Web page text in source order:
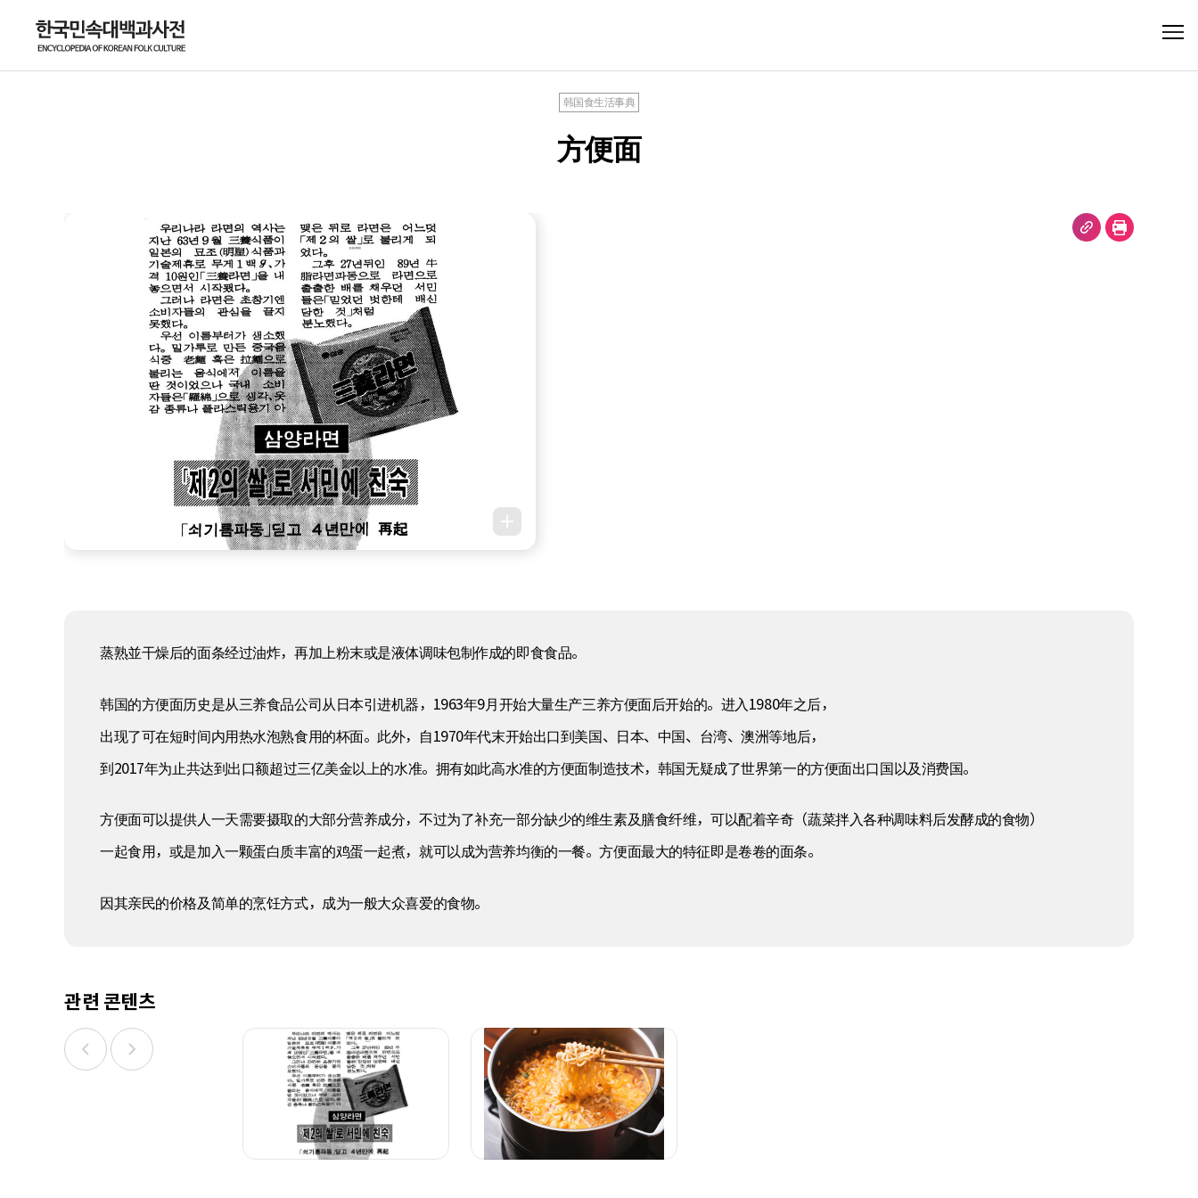
韩国食生活事典
方便面
蒸熟並干燥后的面条经过油炸，再加上粉末或是液体调味包制作成的即食食品。
韩国的方便面历史是从三养食品公司从日本引进机器，1963年9月开始大量生产三养方便面后开始的。进入1980年之后，
出现了可在短时间内用热水泡熟食用的杯面。此外，自1970年代末开始出口到美国、日本、中国、台湾、澳洲等地后，
到2017年为止共达到出口额超过三亿美金以上的水准。拥有如此高水准的方便面制造技术，韩国无疑成了世界第一的方便面出口国以及消费国。
方便面可以提供人一天需要摄取的大部分营养成分，不过为了补充一部分缺少的维生素及膳食纤维，可以配着辛奇（蔬菜拌入各种调味料后发酵成的食物）
一起食用，或是加入一颗蛋白质丰富的鸡蛋一起煮，就可以成为营养均衡的一餐。方便面最大的特征即是卷卷的面条。
因其亲民的价格及简单的烹饪方式，成为一般大众喜爱的食物。
관련 콘텐츠